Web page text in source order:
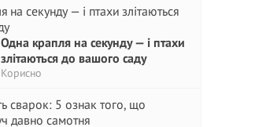
Одна крапля на секунду — і птахи
злітаються до вашого саду
Корисно